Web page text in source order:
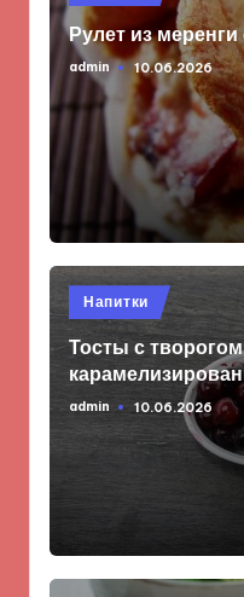
в
Рулет из
Запись
admin 10.06.2026
Опубликовано
в
Напитки
Тосты с
Запись
admin 10.06.2026